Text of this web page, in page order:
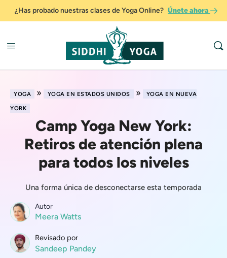
¿Has probado nuestras clases de Yoga Online? Únete ahora
YOGA » YOGA EN ESTADOS UNIDOS »
YOGA EN NUEVA
YORK
Camp Yoga New York:
Retiros de atención plena
para todos los niveles
Una forma única de desconectarse esta temporada
Autor
Meera Watts
Revisado por
Sandeep Pandey